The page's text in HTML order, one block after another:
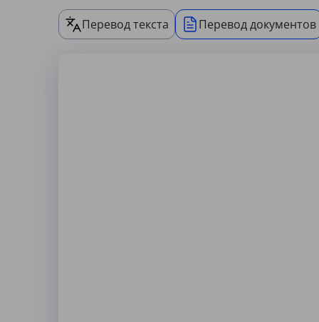
Перевод текста Перевод документов